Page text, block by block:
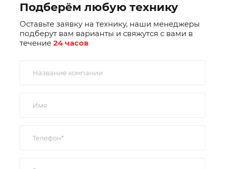
Подберём любую технику
Оставьте заявку на технику, наши менеджеры
подберут вам варианты и свяжутся с вами в
течение 24 часов